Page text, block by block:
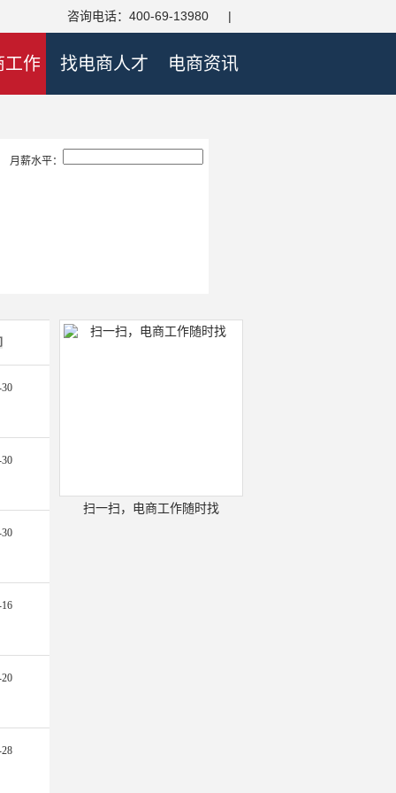
咨询电话：400-69-13980 |
工作 找电商人才 电商资讯
月薪水平：
扫一扫，电商工作随时找